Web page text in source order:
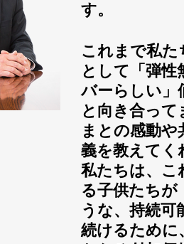
す。
これまで私た
として「弾性
バーらしい」
と向き合っ
まとの感動
義を教えてく
私たちは、こ
る子供たちが
うな、持続可
続けるために